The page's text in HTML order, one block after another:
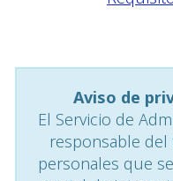
Aviso de
El Servicio de
responsable
personales que